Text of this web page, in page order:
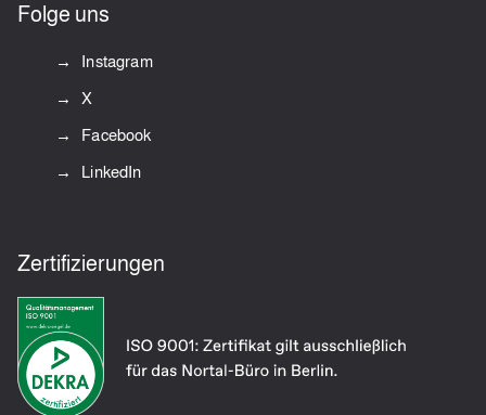
Folge uns
Instagram
X
Facebook
LinkedIn
Zertifizierungen